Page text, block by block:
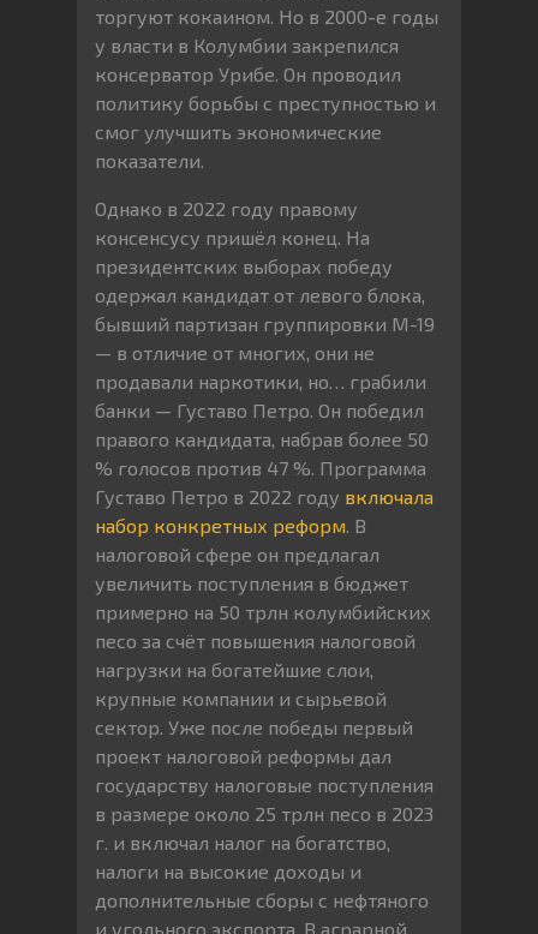
торгуют кокаином. Но в 2000-е годы
у власти в Колумбии закрепился
консерватор Урибе. Он проводил
политику борьбы с преступностью и
смог улучшить экономические
показатели.
Однако в 2022 году правому
консенсусу пришёл конец. На
президентских выборах победу
одержал кандидат от левого блока,
бывший партизан группировки М-19
— в отличие от многих, они не
продавали наркотики, но… грабили
банки — Густаво Петро. Он победил
правого кандидата, набрав более 50
% голосов против 47 %. Программа
Густаво Петро в 2022 году включала
набор конкретных реформ . В
налоговой сфере он предлагал
увеличить поступления в бюджет
примерно на 50 трлн колумбийских
песо за счёт повышения налоговой
нагрузки на богатейшие слои,
крупные компании и сырьевой
сектор. Уже после победы первый
проект налоговой реформы дал
государству налоговые поступления
в размере около 25 трлн песо в 2023
г. и включал налог на богатство,
налоги на высокие доходы и
дополнительные сборы с нефтяного
и угольного экспорта. В аграрной